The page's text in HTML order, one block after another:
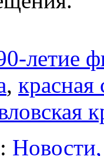
летие
, красная